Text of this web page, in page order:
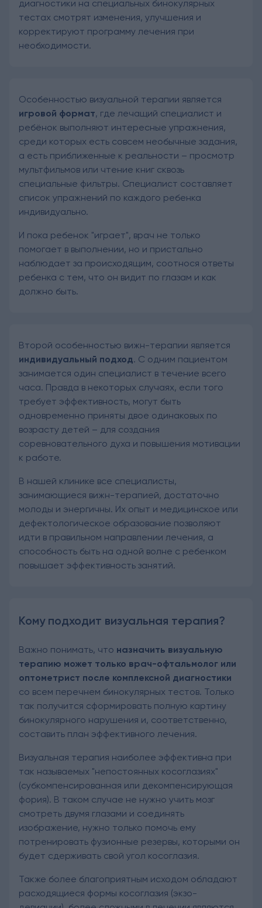
диагностики на специальных бинокулярных
тестах смотрят изменения, улучшения и
корректируют программу лечения при
необходимости.
Особенностью визуальной терапии является
игровой формат, где лечащий специалист и
ребёнок выполняют интересные упражнения,
среди которых есть совсем необычные задания,
а есть приближенные к реальности – просмотр
мультфильмов или чтение книг сквозь
специальные фильтры. Специалист составляет
список упражнений по каждого ребенка
индивидуально.
И пока ребенок "играет", врач не только
помогает в выполнении, но и пристально
наблюдает за происходящим, соотнося ответы
ребенка с тем, что он видит по глазам и как
должно быть.
Второй особенностью вижн-терапии является
индивидуальный подход. С одним пациентом
занимается один специалист в течение всего
часа. Правда в некоторых случаях, если того
требует эффективность, могут быть
одновременно приняты двое одинаковых по
возрасту детей – для создания
соревновательного духа и повышения мотивации
к работе.
В нашей клинике все специалисты,
занимающиеся вижн-терапией, достаточно
молоды и энергичны. Их опыт и медицинское или
дефектологическое образование позволяют
идти в правильном направлении лечения, а
способность быть на одной волне с ребенком
повышает эффективность занятий.
Кому подходит визуальная терапия?
Важно понимать, что назначить визуальную
терапию может только врач-офтальмолог или
оптометрист после комплексной диагностики
со всем перечнем бинокулярных тестов. Только
так получится сформировать полную картину
бинокулярного нарушения и, соответственно,
составить план эффективного лечения.
Визуальная терапия наиболее эффективна при
так называемых "непостоянных косоглазиях"
(субкомпенсированная или декомпенсирующая
фория). В таком случае не нужно учить мозг
смотреть двумя глазами и соединять
изображение, нужно только помочь ему
потренировать фузионные резервы, которыми он
будет сдерживать свой угол косоглазия.
Также более благоприятным исходом обладают
расходящиеся формы косоглазия (экзо-